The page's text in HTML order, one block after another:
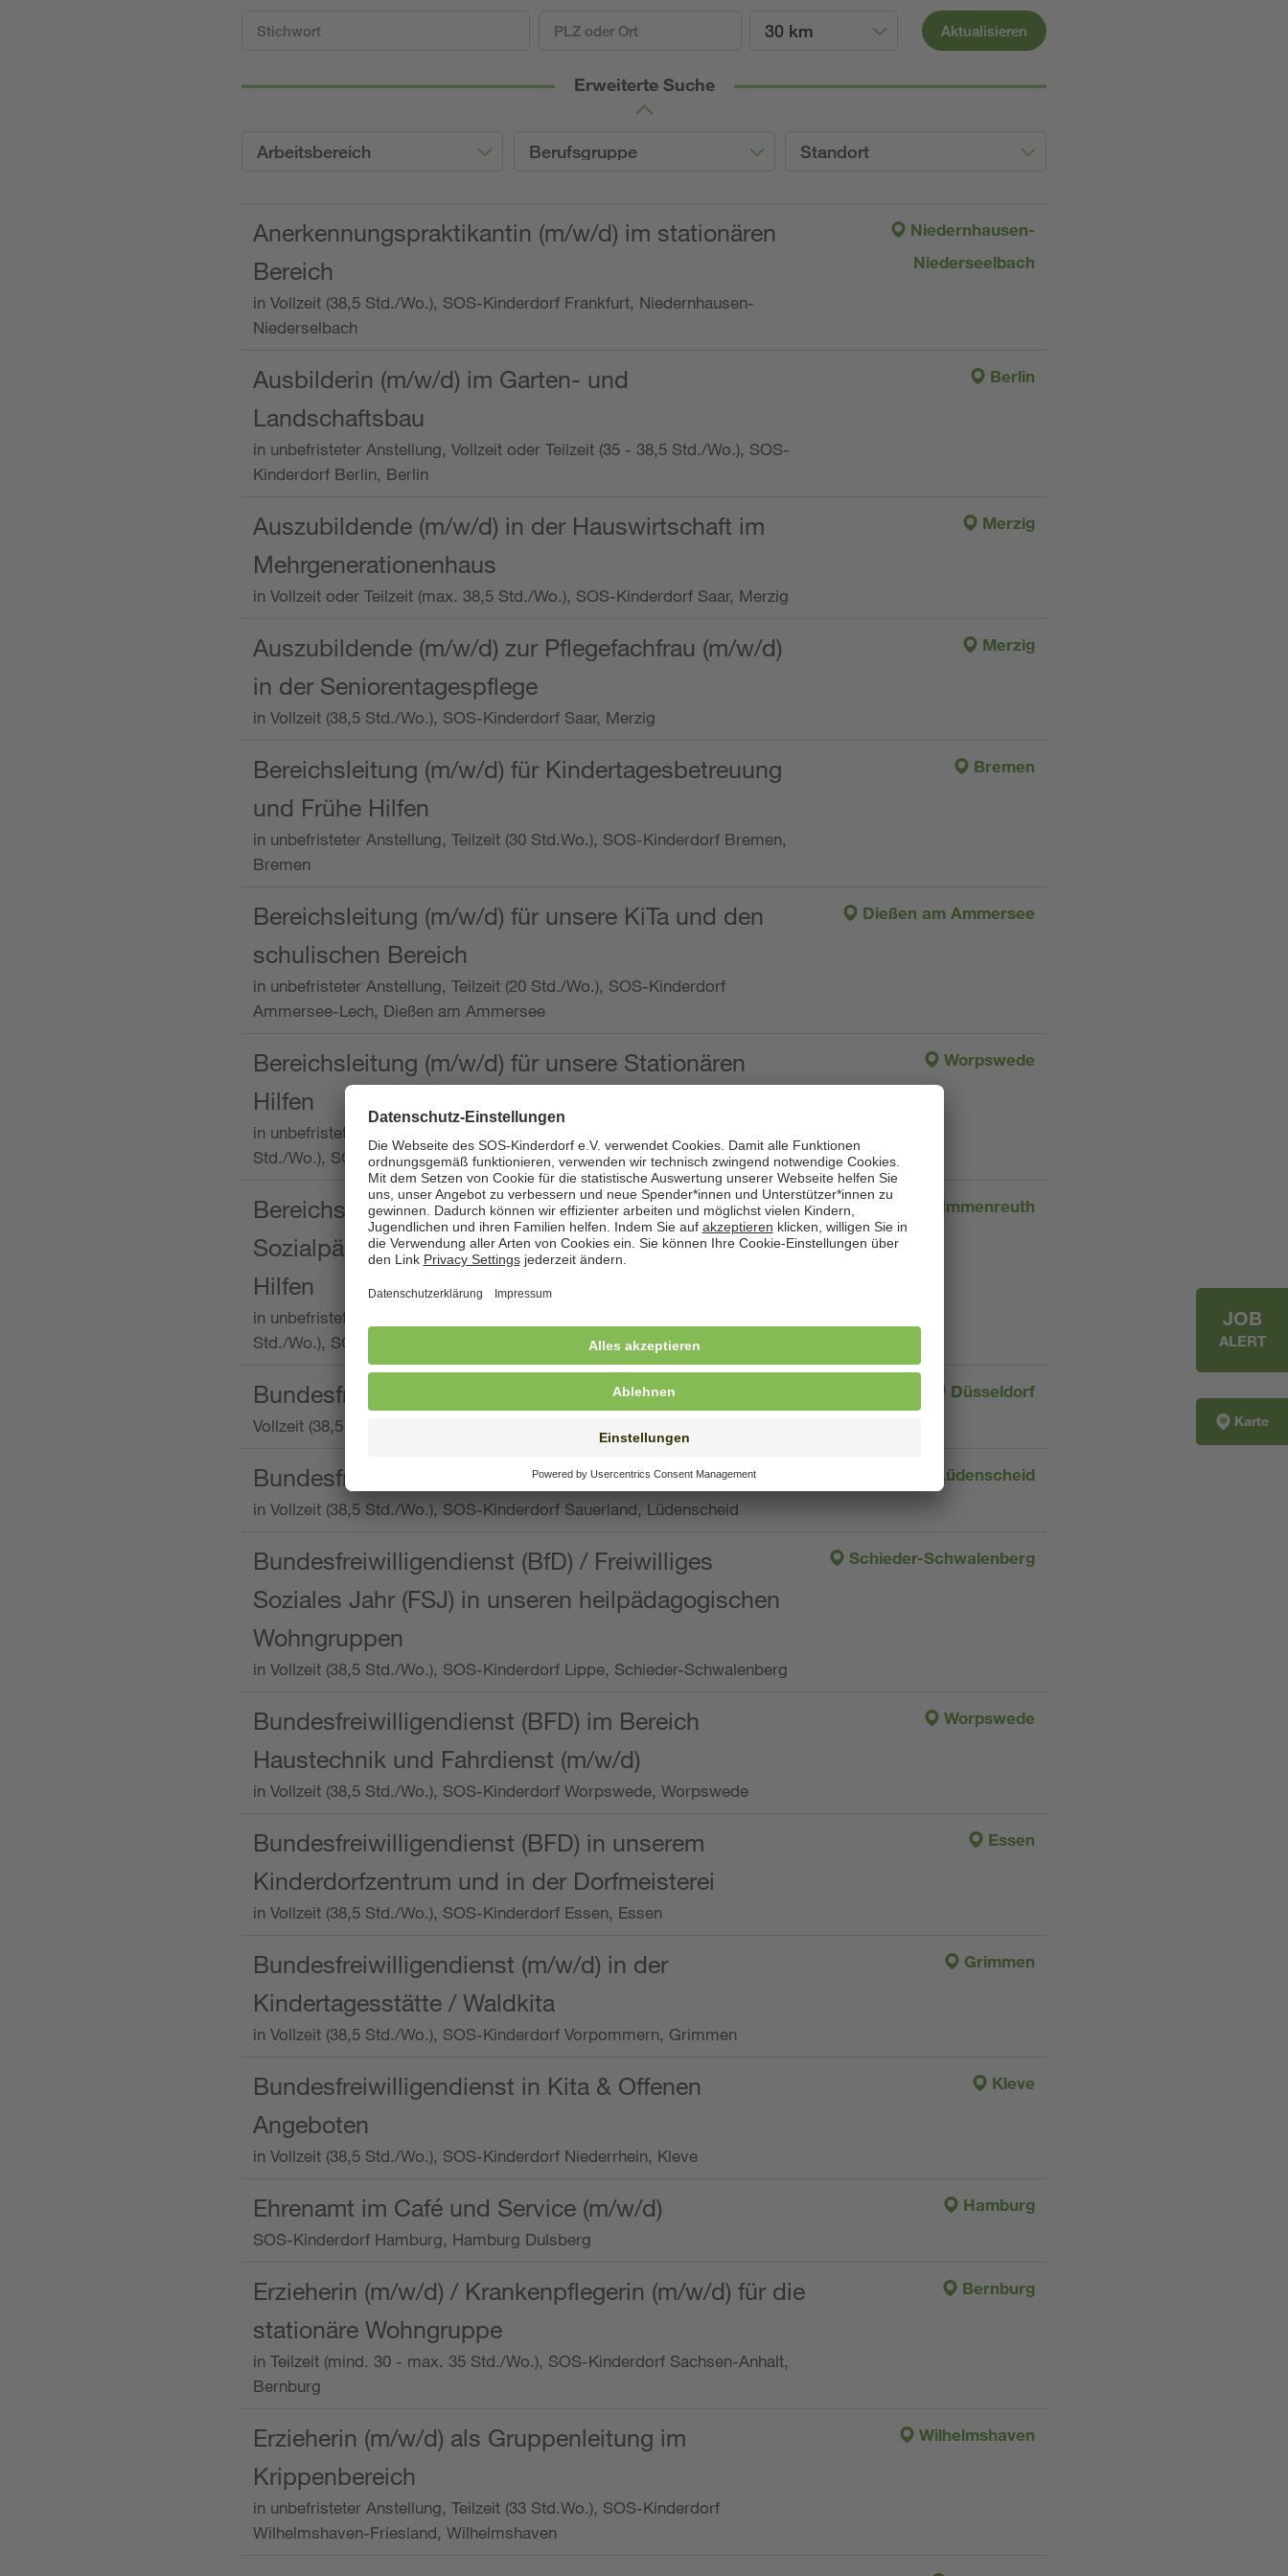
30 km Aktualisieren
Erweiterte Suche
Arbeitsbereich Berufsgruppe Standort
Anerkennungspraktikantin (m/w/d) im stationären
Bereich
in Vollzeit (38,5 Std./Wo.), SOS-Kinderdorf Frankfurt, Niedernhausen-
Niederselbach
Niedernhausen-
Niederseelbach
Ausbilderin (m/w/d) im Garten- und
Landschaftsbau
in unbefristeter Anstellung, Vollzeit oder Teilzeit (35 - 38,5 Std./Wo.), SOS-
Kinderdorf Berlin, Berlin
Berlin
Auszubildende (m/w/d) in der Hauswirtschaft im
Mehrgenerationenhaus
in Vollzeit oder Teilzeit (max. 38,5 Std./Wo.), SOS-Kinderdorf Saar, Merzig
Merzig
Auszubildende (m/w/d) zur Pflegefachfrau (m/w/d)
in der Seniorentagespflege
in Vollzeit (38,5 Std./Wo.), SOS-Kinderdorf Saar, Merzig
Merzig
Bereichsleitung (m/w/d) für Kindertagesbetreuung
und Frühe Hilfen
in unbefristeter Anstellung, Teilzeit (30 Std.Wo.), SOS-Kinderdorf Bremen,
Bremen
Bremen
Bereichsleitung (m/w/d) für unsere KiTa und den
schulischen Bereich
in unbefristeter Anstellung, Teilzeit (20 Std./Wo.), SOS-Kinderdorf
Ammersee-Lech, Dießen am Ammersee
Dießen am Ammersee
Bereichsleitung (m/w/d) für unsere Stationären
Hilfen
in unbefristeter Anstellung, Vollzeit oder Teilzeit (mind. 30 - max. 38,5
Std./Wo.), SOS-Kinderdorf Worpswede,
Worpswede
Bereichsleitung mit der Qualifikation als
Sozialpädagogin (m/w/d) und die Ambulanten
Hilfen
in unbefristeter Anstellung, Vollzeit oder Teilzeit (min. 34 bis max. 38,5
Std./Wo.), SOS-Kinderdorf Oberpfalz, Immenreuth
Immenreuth
Bundesfreiwilligendienst
Vollzeit (38,5 Stunden pro Woche), SOS-Kinderdorf Düsseldorf
Düsseldorf
Bundesfreiwilligendienst
in Vollzeit (38,5 Std./Wo.), SOS-Kinderdorf Sauerland, Lüdenscheid
Lüdenscheid
Bundesfreiwilligendienst (BfD) / Freiwilliges
Soziales Jahr (FSJ) in unseren heilpädagogischen
Wohngruppen
in Vollzeit (38,5 Std./Wo.), SOS-Kinderdorf Lippe, Schieder-Schwalenberg
Schieder-Schwalenberg
Bundesfreiwilligendienst (BFD) im Bereich
Haustechnik und Fahrdienst (m/w/d)
in Vollzeit (38,5 Std./Wo.), SOS-Kinderdorf Worpswede, Worpswede
Worpswede
Bundesfreiwilligendienst (BFD) in unserem
Kinderdorfzentrum und in der Dorfmeisterei
in Vollzeit (38,5 Std./Wo.), SOS-Kinderdorf Essen, Essen
Essen
Bundesfreiwilligendienst (m/w/d) in der
Kindertagesstätte / Waldkita
in Vollzeit (38,5 Std./Wo.), SOS-Kinderdorf Vorpommern, Grimmen
Grimmen
Bundesfreiwilligendienst in Kita & Offenen
Angeboten
in Vollzeit (38,5 Std./Wo.), SOS-Kinderdorf Niederrhein, Kleve
Kleve
Ehrenamt im Café und Service (m/w/d)
SOS-Kinderdorf Hamburg, Hamburg Dulsberg
Hamburg
Erzieherin (m/w/d) / Krankenpflegerin (m/w/d) für die
stationäre Wohngruppe
in Teilzeit (mind. 30 - max. 35 Std./Wo.), SOS-Kinderdorf Sachsen-Anhalt,
Bernburg
Bernburg
Erzieherin (m/w/d) als Gruppenleitung im
Krippenbereich
in unbefristeter Anstellung, Teilzeit (33 Std.Wo.), SOS-Kinderdorf
Wilhelmshaven-Friesland, Wilhelmshaven
Wilhelmshaven
JOB
ALERT
Karte